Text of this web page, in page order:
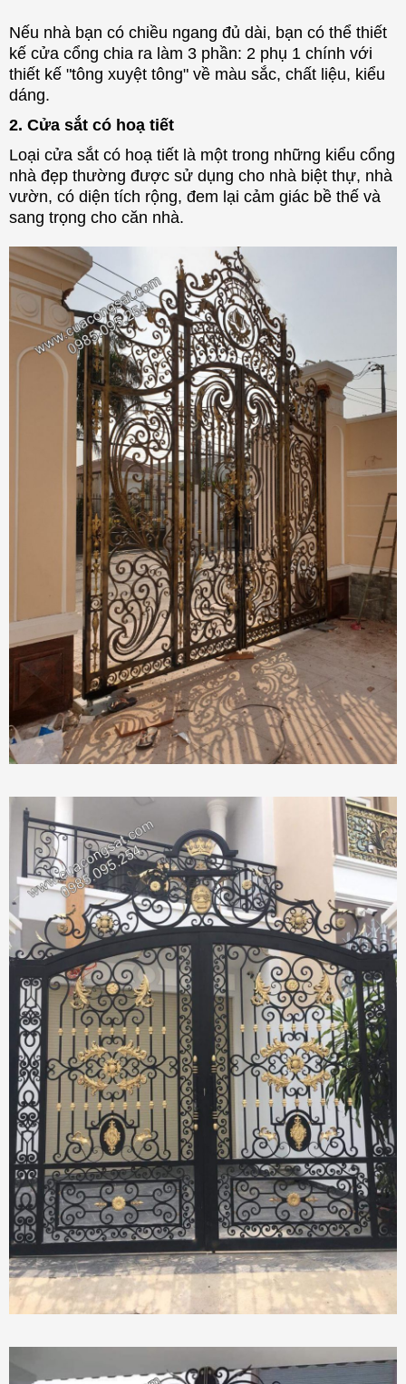
Nếu nhà bạn có chiều ngang đủ dài, bạn có thể thiết
kế cửa cổng chia ra làm 3 phần: 2 phụ 1 chính với
thiết kế "tông xuyệt tông" về màu sắc, chất liệu, kiểu
dáng.
2. Cửa sắt có hoạ tiết
Loại cửa sắt có hoạ tiết là một trong những kiểu cổng
nhà đẹp thường được sử dụng cho nhà biệt thự, nhà
vườn, có diện tích rộng, đem lại cảm giác bề thế và
sang trọng cho căn nhà.